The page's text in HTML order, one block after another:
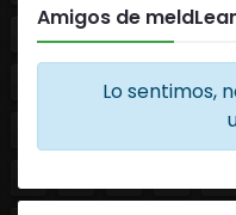
Amigos de
Lo sentimos,